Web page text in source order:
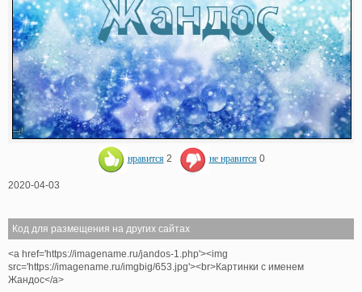
нравится 2 не нравится 0
2020-04-03
Код для размещения на других сайтах
<a href='https://imagename.ru/jandos-1.php'><img
src='https://imagename.ru/imgbig/653.jpg'><br>Картинки с именем
Жандос</a>